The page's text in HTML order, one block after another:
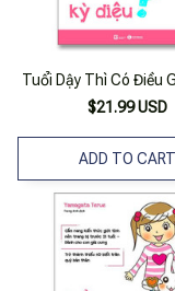
Tuổi Dậy Thì Có Điều
$21.99 USD
ADD TO CART